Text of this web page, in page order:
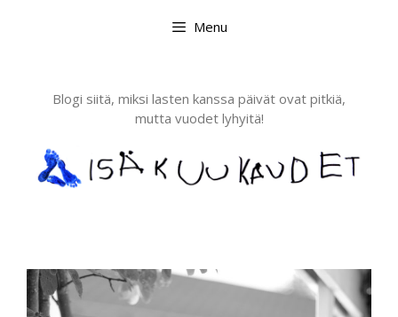
Menu
Blogi siitä, miksi lasten kanssa päivät ovat pitkiä,
mutta vuodet lyhyitä!